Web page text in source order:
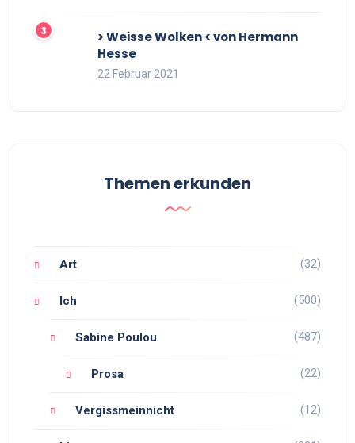
> Weisse Wolken < von Hermann
Hesse
22 Februar 2021
Themen erkunden
Art (32)
Ich (500)
Sabine Poulou (487)
Prosa (22)
Vergissmeinnicht (12)